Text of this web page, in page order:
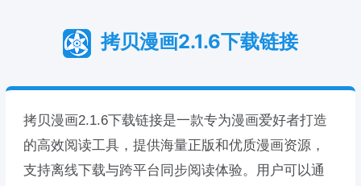
拷贝漫画2.1.6下载链接
拷贝漫画2.1.6下载链接是一款专为漫画爱好者打造
的高效阅读工具，提供海量正版和优质漫画资源，
支持离线下载与跨平台同步阅读体验。用户可以通